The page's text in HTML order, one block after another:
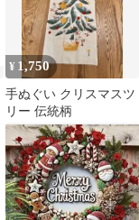
¥ 1,750
手ぬぐい クリスマスツ
リー 伝統柄